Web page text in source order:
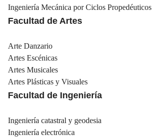
Ingeniería Mecánica por Ciclos Propedéuticos
Facultad de Artes
Arte Danzario
Artes Escénicas
Artes Musicales
Artes Plásticas y Visuales
Facultad de Ingeniería
Ingeniería catastral y geodesia
Ingeniería electrónica